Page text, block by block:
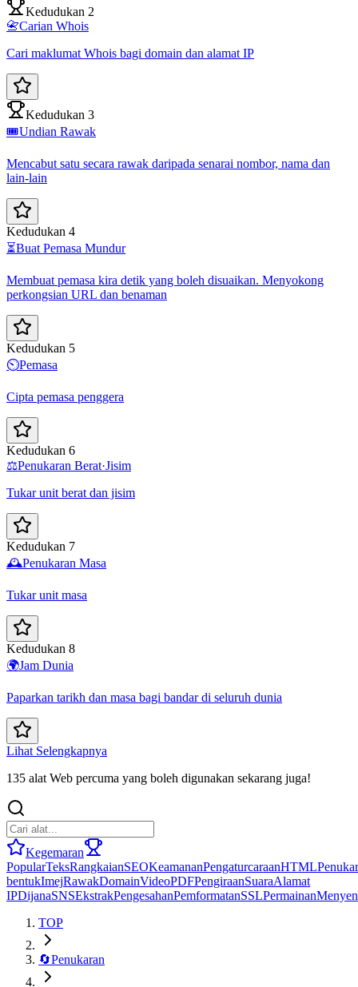
Kedudukan 2
📇Carian Whois
Cari maklumat Whois bagi domain dan alamat IP
Kedudukan 3
🎟️Undian Rawak
Mencabut satu secara rawak daripada senarai nombor, nama dan
lain-lain
Kedudukan 4
⏳Buat Pemasa Mundur
Membuat pemasa kira detik yang boleh disuaikan. Menyokong
perkongsian URL dan benaman
Kedudukan 5
⏲️Pemasa
Cipta pemasa penggera
Kedudukan 6
⚖️Penukaran Berat·Jisim
Tukar unit berat dan jisim
Kedudukan 7
🕰️Penukaran Masa
Tukar unit masa
Kedudukan 8
🌍Jam Dunia
Paparkan tarikh dan masa bagi bandar di seluruh dunia
Lihat Selengkapnya
135 alat Web percuma yang boleh digunakan sekarang juga!
Kegemaran
PopularTeksRangkaianSEOKeamananPengaturcaraanHTML
bentukImejRawakDomainVideoPDFPengiraanSuaraAlamat
IPDijanaSNSEkstrakPengesahanPemformatanSSLPermainan
TOP
🔄Penukaran